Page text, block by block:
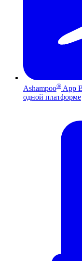
Ashampoo® App
одной платформе